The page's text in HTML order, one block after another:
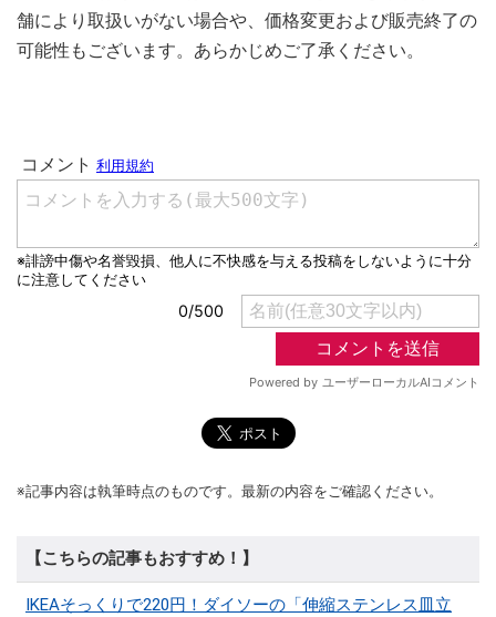
舗により取扱いがない場合や、価格変更および販売終了の
可能性もございます。あらかじめご了承ください。
※記事内容は執筆時点のものです。最新の内容をご確認ください。
【こちらの記事もおすすめ！】
IKEAそっくりで220円！ダイソーの「伸縮ステンレス皿立